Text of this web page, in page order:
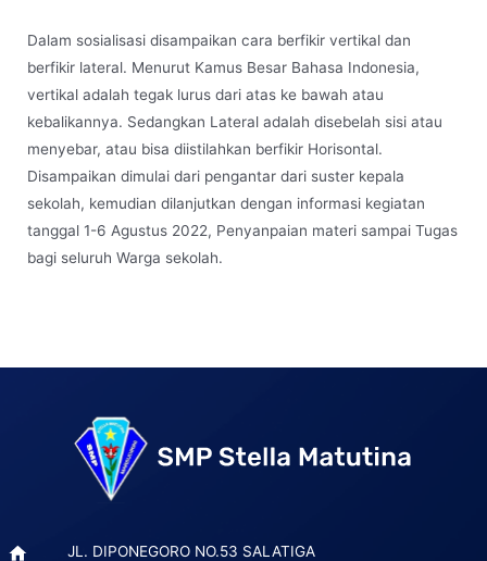
Dalam sosialisasi disampaikan cara berfikir vertikal dan
berfikir lateral. Menurut Kamus Besar Bahasa Indonesia,
vertikal adalah tegak lurus dari atas ke bawah atau
kebalikannya. Sedangkan Lateral adalah disebelah sisi atau
menyebar, atau bisa diistilahkan berfikir Horisontal.
Disampaikan dimulai dari pengantar dari suster kepala
sekolah, kemudian dilanjutkan dengan informasi kegiatan
tanggal 1-6 Agustus 2022, Penyanpaian materi sampai Tugas
bagi seluruh Warga sekolah.
JL. DIPONEGORO NO.53 SALATIGA